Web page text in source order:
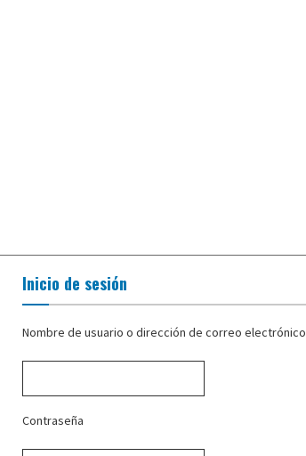
Inicio de sesión
Nombre de usuario o dirección de correo electrónico
Contraseña